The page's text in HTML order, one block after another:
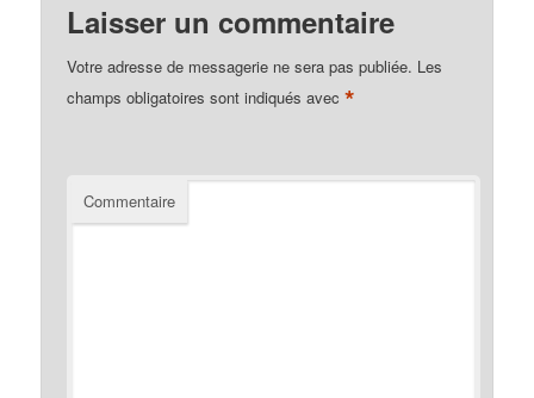
Laisser un commentaire
Votre adresse de messagerie ne sera pas publiée. Les
champs obligatoires sont indiqués avec*
Commentaire